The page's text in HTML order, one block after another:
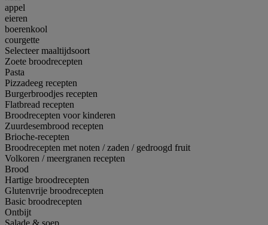
appel
eieren
boerenkool
courgette
Selecteer maaltijdsoort
Zoete broodrecepten
Pasta
Pizzadeeg recepten
Burgerbroodjes recepten
Flatbread recepten
Broodrecepten voor kinderen
Zuurdesembrood recepten
Brioche-recepten
Broodrecepten met noten / zaden / gedroogd fruit
Volkoren / meergranen recepten
Brood
Hartige broodrecepten
Glutenvrije broodrecepten
Basic broodrecepten
Ontbijt
Salade & soep